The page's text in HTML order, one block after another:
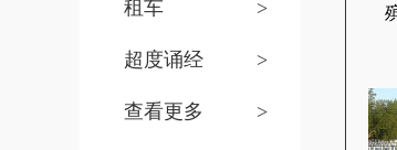
租车 >
超度诵经 >
查看更多 >